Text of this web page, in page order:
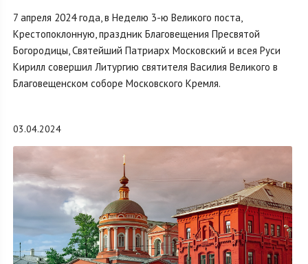
7 апреля 2024 года, в Неделю 3-ю Великого поста,
Крестопоклонную, праздник Благовещения Пресвятой
Богородицы, Святейший Патриарх Московский и всея Руси
Кирилл совершил Литургию святителя Василия Великого в
Благовещенском соборе Московского Кремля.
03.04.2024